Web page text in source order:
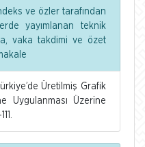
ve özler tarafından
yayımlanan teknik
vaka takdimi ve özet
Üretilmiş Grafik
Uygulanması Üzerine